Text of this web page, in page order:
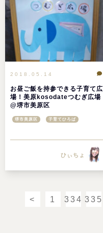
2018.05.14
お昼ご飯を持参できる子育て広
場！美原kosodateつむぎ広場
@堺市美原区
堺市美原区 子育てひろば
ひぃちょ
< 1 334 335